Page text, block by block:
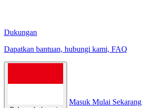
Dukungan
Dapatkan bantuan, hubungi kami, FAQ
Masuk Mulai Sekarang